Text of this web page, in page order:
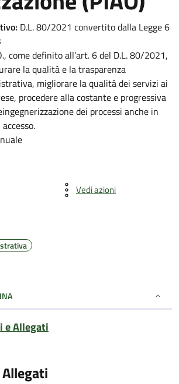
D.L. 80/2021 convertito dalla Legge 6
come definito all’art. 6 del D.L. 80/2021,
la qualità e la trasparenza
migliorare la qualità dei servizi ai
procedere alla costante e progressiva
dei processi anche in
Vedi azioni
e Allegati